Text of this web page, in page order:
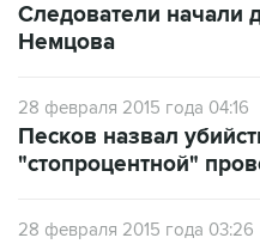
Следователи начали
Немцова
28 февраля 2015 года 04:16
Песков назвал
"стопроцентной"
28 февраля 2015 года 03:26